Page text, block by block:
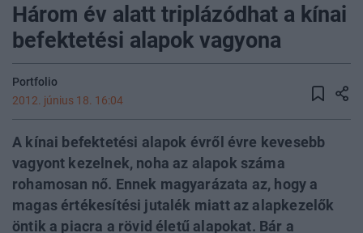
Három év alatt triplázódhat a kínai
befektetési alapok vagyona
Portfolio
2012. június 18. 16:04
A kínai befektetési alapok évről évre kevesebb
vagyont kezelnek, noha az alapok száma
rohamosan nő. Ennek magyarázata az, hogy a
magas értékesítési jutalék miatt az alapkezelők
öntik a piacra a rövid életű alapokat. Bár a